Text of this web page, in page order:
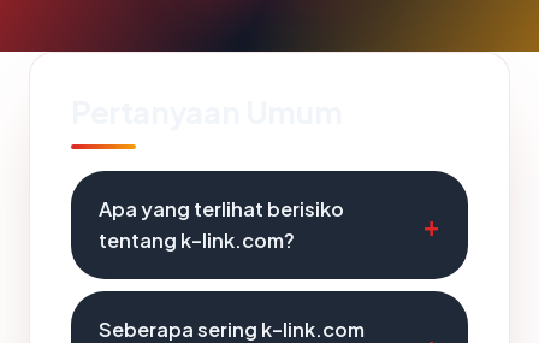
Apa yang terlihat berisiko
tentang k-link.com?
Seberapa sering k-link.com